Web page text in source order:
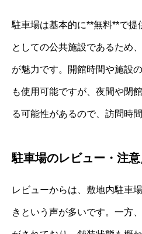
駐車場は基本的に**無料**で提
としての公共施設であるため
が魅力です。開館時間や施設
も使用可能ですが、夜間や閉
る可能性があるので、訪問時
駐車場のレビュー・注意
レビューからは、敷地内駐車
きという声が多いです。一方